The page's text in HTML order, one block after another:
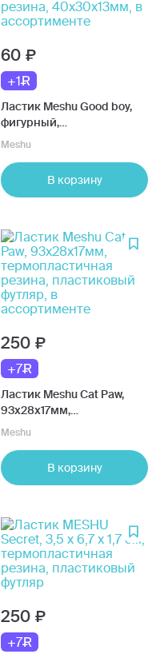
60
+1
Ластик Meshu Good boy,
фигурный,
термопластичная резина,
ассортименте
Meshu
В корзину
250
+7
Ластик Meshu Cat Paw,
93х28х17мм,
термопластичная резина,
ассортименте
Meshu
В корзину
250
+7